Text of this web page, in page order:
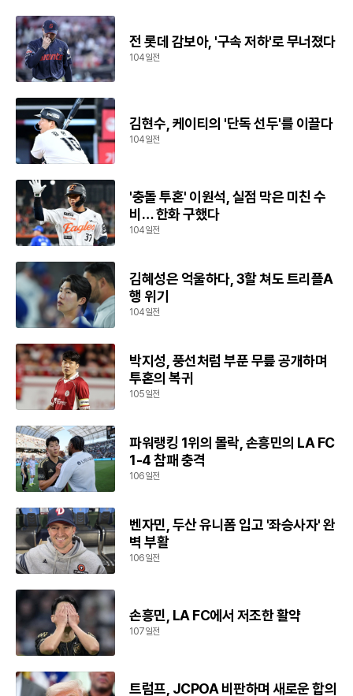
전 롯데 감보아, '구속 저하'로 무너졌다
104일전
김현수, 케이티의 '단독 선두'를 이끌다
104일전
'충돌 투혼' 이원석, 실점 막은 미친 수
비… 한화 구했다
104일전
김혜성은 억울하다, 3할 쳐도 트리플A
행 위기
104일전
박지성, 풍선처럼 부푼 무릎 공개하며
투혼의 복귀
105일전
파워랭킹 1위의 몰락, 손흥민의 LA FC
1-4 참패 충격
106일전
벤자민, 두산 유니폼 입고 '좌승사자' 완
벽 부활
106일전
손흥민, LA FC에서 저조한 활약
107일전
트럼프, JCPOA 비판하며 새로운 합의